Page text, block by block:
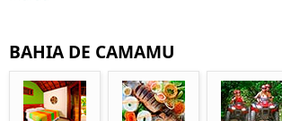
BAHIA DE CAMAMU